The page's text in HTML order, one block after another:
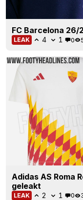
FC Barcelona
LEAK 4 1 0
Adidas AS Roma
geleakt
LEAK 2 1 0